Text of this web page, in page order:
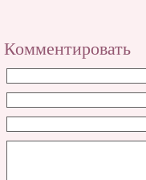
Комментировать